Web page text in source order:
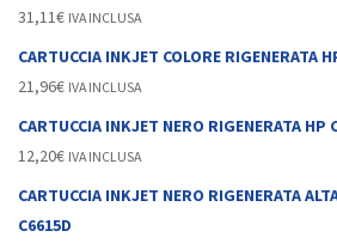
31,11€ IVA INCLUSA
CARTUCCIA INKJET COLORE RIGENERATA
21,96€ IVA INCLUSA
CARTUCCIA INKJET NERO RIGENERATA HP
12,20€ IVA INCLUSA
CARTUCCIA INKJET NERO RIGENERATA
C6615D